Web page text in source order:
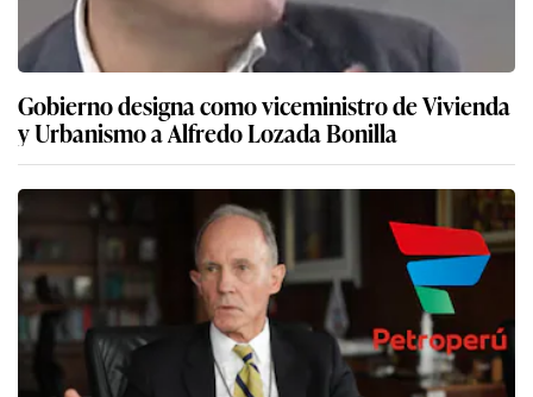
Gobierno designa como viceministro de Vivienda
y Urbanismo a Alfredo Lozada Bonilla